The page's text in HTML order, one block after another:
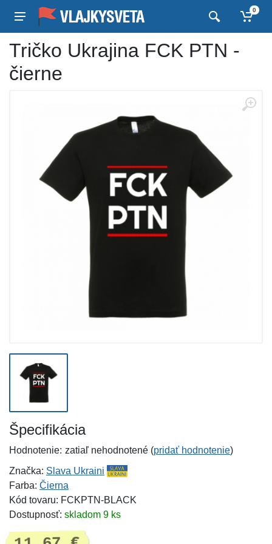
0
Tričko Ukrajina FCK PTN -
čierne
Špecifikácia
Hodnotenie: zatiaľ nehodnotené (pridať hodnotenie)
Značka: Slava Ukraini
Farba: Čierna
Kód tovaru: FCKPTN-BLACK
Dostupnosť: skladom 9 ks